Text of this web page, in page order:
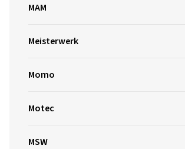
MAM
Meisterwerk
Momo
Motec
MSW